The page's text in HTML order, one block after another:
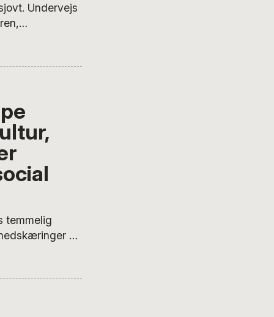
Undervejs
lige nu
med musik. Og
temmelig
på
få
og deres
–